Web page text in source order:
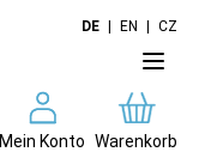
DE EN CZ
Mein Konto Warenkorb